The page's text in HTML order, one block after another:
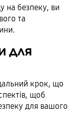
на безпеку, ви
та
для
крок, що
щоб
для вашого